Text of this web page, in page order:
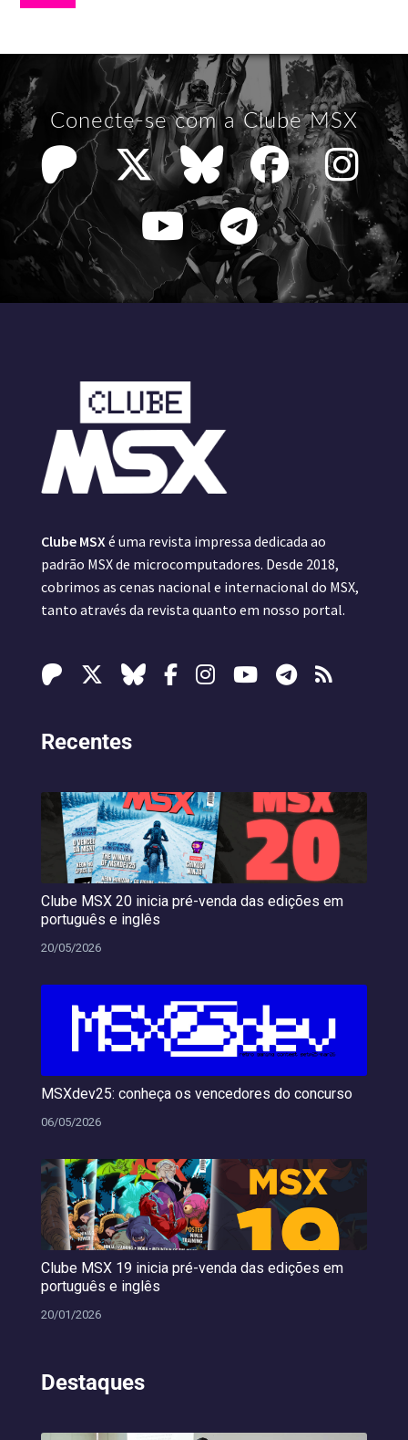
Conecte-se com a Clube MSX
Clube MSXé uma revista impressa dedicada ao
padrão MSX de microcomputadores. Desde 2018,
cobrimos as cenas nacional e internacional do MSX,
tanto através da revista quanto em nosso portal.
Recentes
Clube MSX 20 inicia pré-venda das edições em
português e inglês
20/05/2026
MSXdev25: conheça os vencedores do concurso
06/05/2026
Clube MSX 19 inicia pré-venda das edições em
português e inglês
20/01/2026
Destaques